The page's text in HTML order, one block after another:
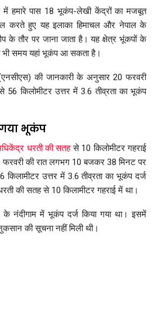
में हमारे पास 18 भूकंप-लेखी केंद्रों का मजबूत
करते हुए यह इलाका हिमाचल और नेपाल के
के तौर पर जाना जाता है। यह क्षेत्र भूंकपों के
समय यहां भूकंप आ सकता है।
की जानकारी के अनुसार 20 फरवरी
56 किलोमीटर उत्तर में 3.6 तीव्रता का भूकंप
गया भूकंप
धरती की सतहसे 10 किलोमीटर गहराई
फरवरी की रात लगभग 10 बजकर 38 मिनट पर
किलामीटर उत्तर में 3.6 तीव्रता का भूकंप दर्ज
की सतह से 10 किलामीटर गहराई में था।
नंदीगाम में भूकंप दर्ज किया गया था। इसमें
की सूचना नहीं मिली थी।